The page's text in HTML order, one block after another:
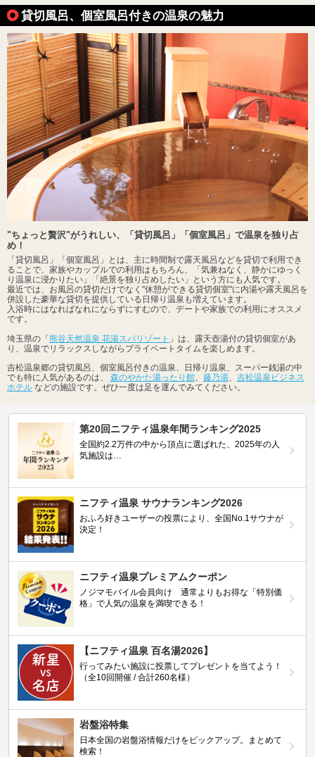
貸切風呂、個室風呂付きの温泉の魅力
"ちょっと贅沢"がうれしい、「貸切風呂」「個室風呂」で温泉を独り占
め！
「貸切風呂」「個室風呂」とは、主に時間制で露天風呂などを貸切で利用でき
ることで、家族やカップルでの利用はもちろん、「気兼ねなく、静かにゆっく
り温泉に浸かりたい」「絶景を独り占めしたい」という方にも人気です。
最近では、お風呂の貸切だけでなく"休憩ができる貸切個室"に内湯や露天風呂を
併設した豪華な貸切を提供している日帰り温泉も増えています。
入浴時にはなればなれにならずにすむので、デートや家族での利用にオススメ
です。
埼玉県の「 熊谷天然温泉 花湯スパリゾート 」は、露天壺湯付の貸切個室があ
り、温泉でリラックスしながらプライベートタイムを楽しめます。
吉松温泉郷の貸切風呂、個室風呂付きの温泉、日帰り温泉、スーパー銭湯の中
でも特に人気があるのは、 森のやかた湯ったり館、 藤乃湯、 吉松温泉ビジネス
ホテル などの施設です。ぜひ一度は足を運んでみてください。
第20回ニフティ温泉年間ランキング2025
全国約2.2万件の中から頂点に選ばれた、2025年の人
気施設は…
ニフティ温泉 サウナランキング2026
おふろ好きユーザーの投票により、全国No.1サウナが
決定！
ニフティ温泉プレミアムクーポン
ノジマモバイル会員向け 通常よりもお得な「特別価
格」で人気の温泉を満喫できる！
【ニフティ温泉 百名湯2026】
行ってみたい施設に投票してプレゼントを当てよう！
（全10回開催 / 合計260名様）
岩盤浴特集
日本全国の岩盤浴情報だけをピックアップ。まとめて
検索！